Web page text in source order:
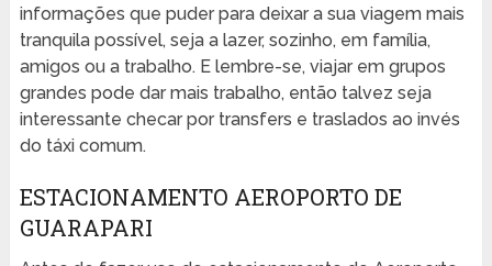
informações que puder para deixar a sua viagem mais
tranquila possível, seja a lazer, sozinho, em família,
amigos ou a trabalho. E lembre-se, viajar em grupos
grandes pode dar mais trabalho, então talvez seja
interessante checar por transfers e traslados ao invés
do táxi comum.
ESTACIONAMENTO AEROPORTO DE
GUARAPARI